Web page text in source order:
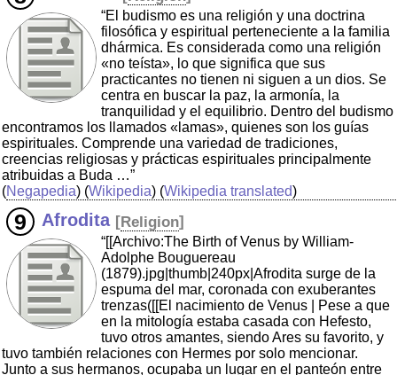
“El budismo es una religión y una doctrina
filosófica y espiritual perteneciente a la familia
dhármica. Es considerada como una religión
«no teísta», lo que significa que sus
practicantes no tienen ni siguen a un dios. Se
centra en buscar la paz, la armonía, la
tranquilidad y el equilibrio. Dentro del budismo
encontramos los llamados «lamas», quienes son los guías
espirituales. Comprende una variedad de tradiciones,
creencias religiosas y prácticas espirituales principalmente
atribuidas a Buda …”
(Negapedia) (Wikipedia) (Wikipedia translated)
Afrodita [Religion]
“[[Archivo:The Birth of Venus by William-
Adolphe Bouguereau
(1879).jpg|thumb|240px|Afrodita surge de la
espuma del mar, coronada con exuberantes
trenzas([[El nacimiento de Venus | Pese a que
en la mitología estaba casada con Hefesto,
tuvo otros amantes, siendo Ares su favorito, y
tuvo también relaciones con Hermes por solo mencionar.
Junto a sus hermanos, ocupaba un lugar en el panteón entre